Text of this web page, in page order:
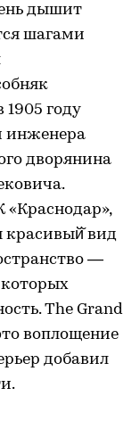
дышит
шагами
году
инженера
дворянина
«Краснодар»,
красивый̆ вид
—
которых
The Grand
воплощение
добавил